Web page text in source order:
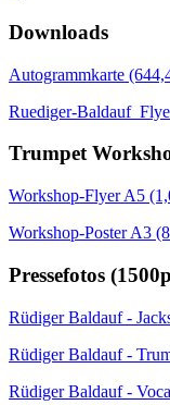
Downloads
Autogrammkarte
Ruediger-
Trumpet
Workshop-Flyer A5
Workshop-Poster A3
Pressefotos
Rüdiger Baldauf -
Rüdiger Baldauf -
Rüdiger Baldauf -